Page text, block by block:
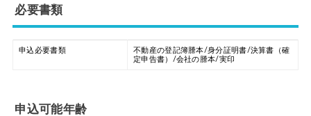
必要書類
申込必要書類
不動産の登記簿謄本/身分証明書/決算書（確
定申告書）/会社の謄本/実印
申込可能年齢